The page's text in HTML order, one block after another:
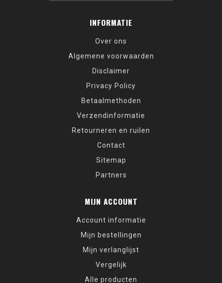
INFORMATIE
Over ons
Algemene voorwaarden
Disclaimer
Privacy Policy
Betaalmethoden
Verzendinformatie
Retourneren en ruilen
Contact
Sitemap
Partners
MIJN ACCOUNT
Account informatie
Mijn bestellingen
Mijn verlanglijst
Vergelijk
Alle producten